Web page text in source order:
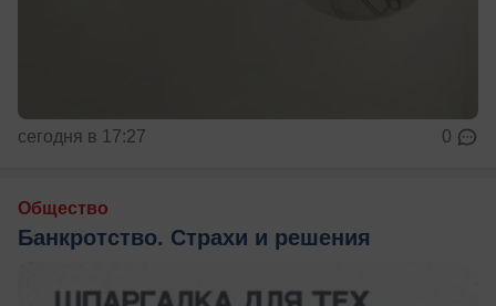
сегодня в 17:27 0
Общество
Банкротство. Страхи и решения